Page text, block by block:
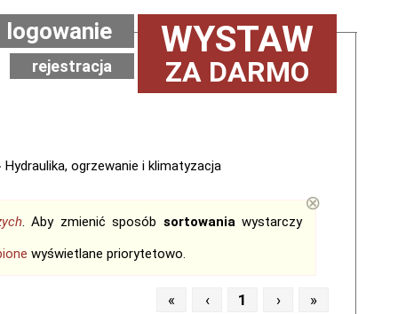
WYSTAW
ZA DARMO
logowanie
rejestracja
Hydraulika, ogrzewanie i klimatyzacja
. Aby zmienić sposób sortowaniawystarczy
wyświetlane priorytetowo.
⊗
« ‹ 1 › »